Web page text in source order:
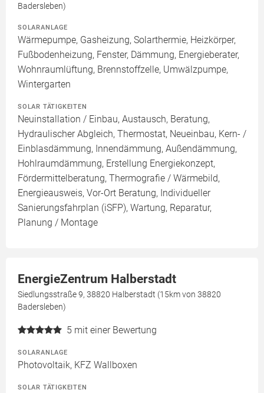
Badersleben)
SOLARANLAGE
Wärmepumpe, Gasheizung, Solarthermie, Heizkörper,
Fußbodenheizung, Fenster, Dämmung, Energieberater,
Wohnraumlüftung, Brennstoffzelle, Umwälzpumpe,
Wintergarten
SOLAR TÄTIGKEITEN
Neuinstallation / Einbau, Austausch, Beratung,
Hydraulischer Abgleich, Thermostat, Neueinbau, Kern- /
Einblasdämmung, Innendämmung, Außendämmung,
Hohlraumdämmung, Erstellung Energiekonzept,
Fördermittelberatung, Thermografie / Wärmebild,
Energieausweis, Vor-Ort Beratung, Individueller
Sanierungsfahrplan (iSFP), Wartung, Reparatur,
Planung / Montage
EnergieZentrum Halberstadt
Siedlungsstraße 9, 38820 Halberstadt (15km von 38820
Badersleben)
5 mit einer Bewertung
SOLARANLAGE
Photovoltaik, KFZ Wallboxen
SOLAR TÄTIGKEITEN